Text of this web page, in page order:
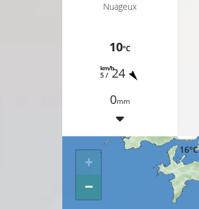
Nuageux
10°C
5 /
km/h24
0mm
16°C
+
−